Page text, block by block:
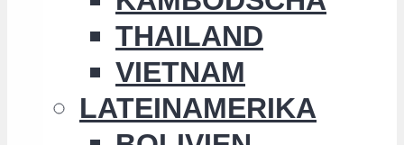
THAILAND
VIETNAM
LATEINAMERIKA